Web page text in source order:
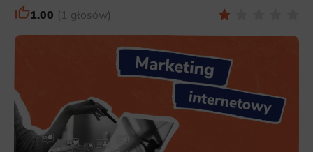
1.00 1 głosów